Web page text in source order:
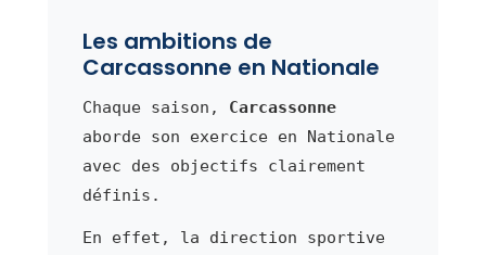
Les ambitions de
Carcassonne en Nationale
Chaque saison, Carcassonne
aborde son exercice en Nationale
avec des objectifs clairement
définis.
En effet, la direction sportive